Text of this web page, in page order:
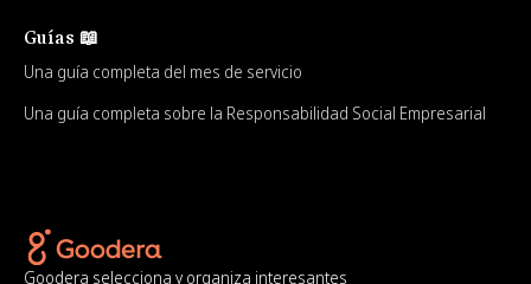
Guías 📖
Una guía completa del mes de servicio
Una guía completa sobre la Responsabilidad Social Empresarial
Goodera selecciona y organiza interesantes